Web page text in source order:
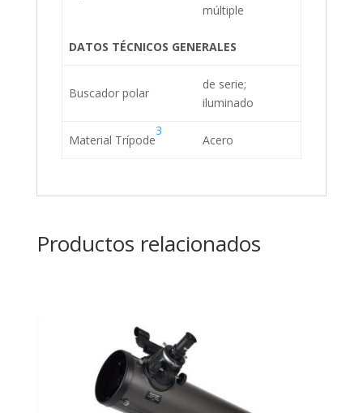
múltiple
DATOS TÉCNICOS GENERALES
Buscador polar
de serie;
iluminado
Material Trípode
3
Acero
Productos relacionados